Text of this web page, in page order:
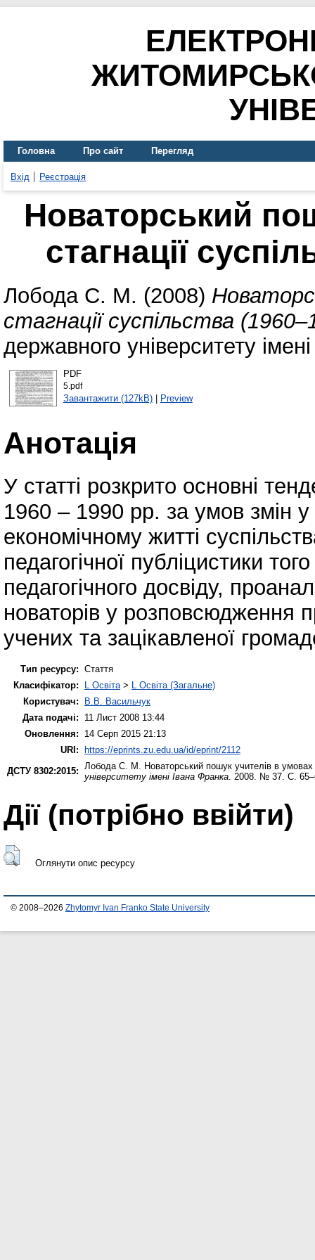
Головна Про сайт Перегляд
Вхід Реєстрація
Новаторський
стагнації
Лобода С. М. (2008)
стагнації суспільства
державного університету
PDF
5.pdf
Завантажити (127kB)| Preview
Анотація
У статті розкрито основні
1960 – 1990 рр. за умов змін
економічному житті
педагогічної публіцистики
педагогічного досвіду,
новаторів у розповсюдження
учених та зацікавленої
Тип ресурсу: Стаття
Класифікатор:
L Освіта > L Освіта (Загальне)
Користувач:
В.В. Васильчук
Дата подачі:
11 Лист 2008 13:44
Оновлення:
14 Серп 2015 21:13
URI: https://eprints.zu.edu.ua/id/eprint/2112
ДСТУ 8302:2015:
Лобода С. М.
Новаторський пошук учителів в
університету імені Івана Франка . 2008. № 37. С.
Дії ​​(потрібно ввійти)
Оглянути опис ресурсу
© 2008–2026 Zhytomyr Ivan Franko State University